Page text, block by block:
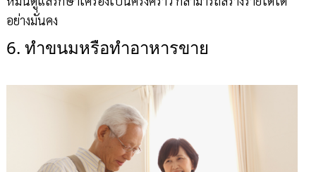
อย่างมั่นคง
6. ทำขนมหรือทำอาหารขาย